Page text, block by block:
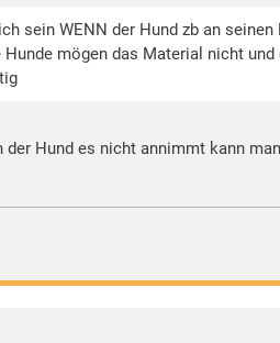
sein WENN der Hund zb an
mögen das Material nicht und
Hund es nicht annimmt kann